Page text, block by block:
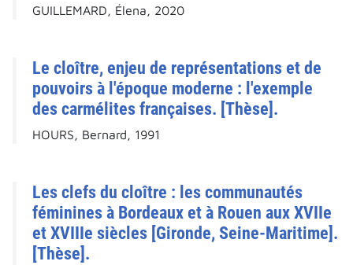
GUILLEMARD, Élena, 2020
Le cloître, enjeu de représentations et de
pouvoirs à l'époque moderne : l'exemple
des carmélites françaises. [Thèse].
HOURS, Bernard, 1991
Les clefs du cloître : les communautés
féminines à Bordeaux et à Rouen aux XVIIe
et XVIIIe siècles [Gironde, Seine-Maritime].
[Thèse].